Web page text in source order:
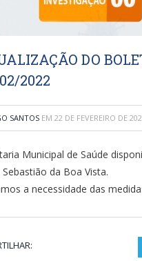
DO
2022
SANTOS EM 22 DE FEVEREIRO DE
Municipal de Saúde
da Boa Vista.
a necessidade das